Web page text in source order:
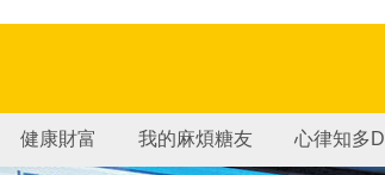
健康財富 我的麻煩糖友 心律知多D